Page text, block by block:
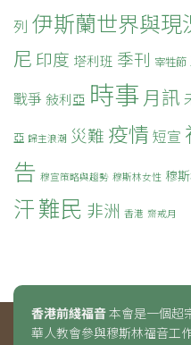
列 伊斯蘭世界與現
尼 印度 塔利班 季刊 宰牲節
戰爭 敍利亞 時事 月訊
亞 歸主浪潮 災難 疫情 短宣
告 穆宣策略與趨勢 穆斯林女性 穆
汗難民 非洲 香港 齋戒月
香港前綫福音本會是一個超
華人教會參與穆斯林福音工